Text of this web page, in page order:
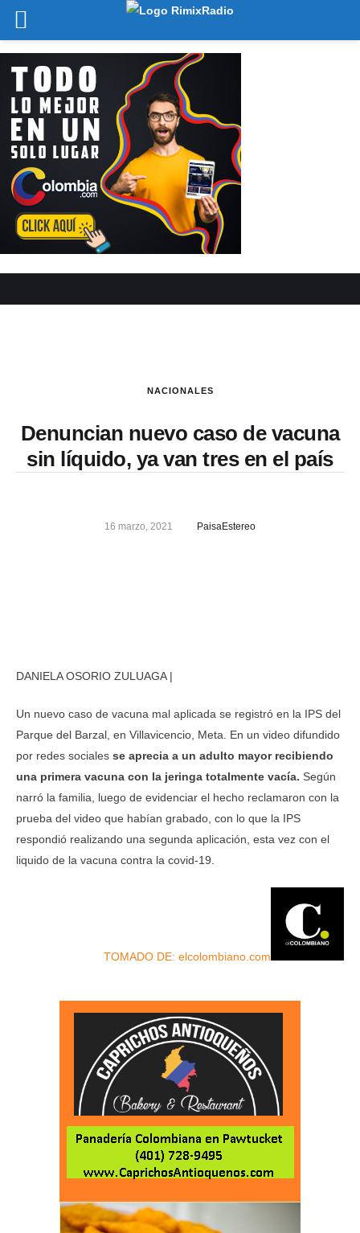
NACIONALES
Denuncian nuevo caso de vacuna
sin líquido, ya van tres en el país
16 marzo, 2021 PaisaEstereo
DANIELA OSORIO ZULUAGA |
Un nuevo caso de vacuna mal aplicada se registró en la IPS del
Parque del Barzal, en Villavicencio, Meta. En un video difundido
por redes sociales se aprecia a un adulto mayor recibiendo
una primera vacuna con la jeringa totalmente vacía. Según
narró la familia, luego de evidenciar el hecho reclamaron con la
prueba del video que habían grabado, con lo que la IPS
respondió realizando una segunda aplicación, esta vez con el
liquido de la vacuna contra la covid-19.
TOMADO DE: elcolombiano.com